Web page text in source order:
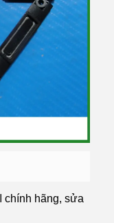
chính hãng, sửa